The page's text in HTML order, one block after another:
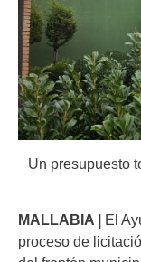
Un presupuesto
MALLABIA | El
proceso de